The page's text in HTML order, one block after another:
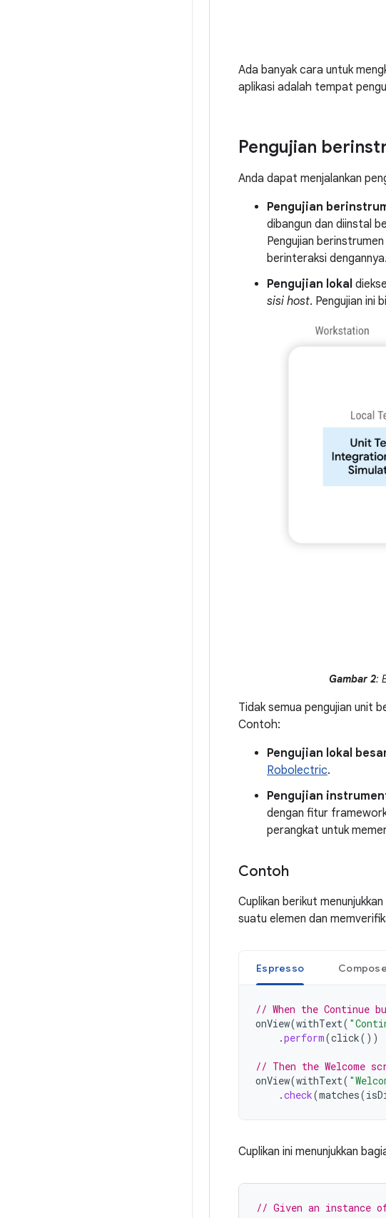
Ada banyak cara untuk
aplikasi adalah tempat
Pengujian
Anda dapat menjalankan
Pengujian
dibangun dan diinstal
Pengujian
berinteraksi dengannya.
Pengujian lokal
sisi host. Pengujian ini
Gambar 2:
Tidak semua pengujian unit
Contoh:
Pengujian lokal
Robolectric.
Pengujian
dengan fitur
perangkat untuk
Contoh
Cuplikan berikut
suatu elemen dan
Espresso
// When the Continue
onView(withText(
.perform(click())
// Then the Welcome
onView(withText(
.check(matches(
Cuplikan ini menunjukkan
// Given an instance of